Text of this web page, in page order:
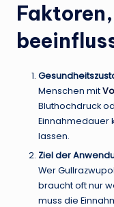
Menschen mit
Bluthochdruck
Einnahmedauer
lassen.
Ziel der
Wer
braucht oft nur
muss die